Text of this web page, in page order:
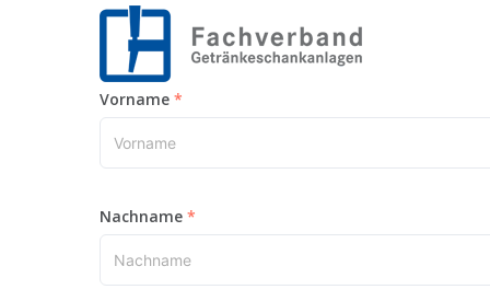
Vorname
Nachname